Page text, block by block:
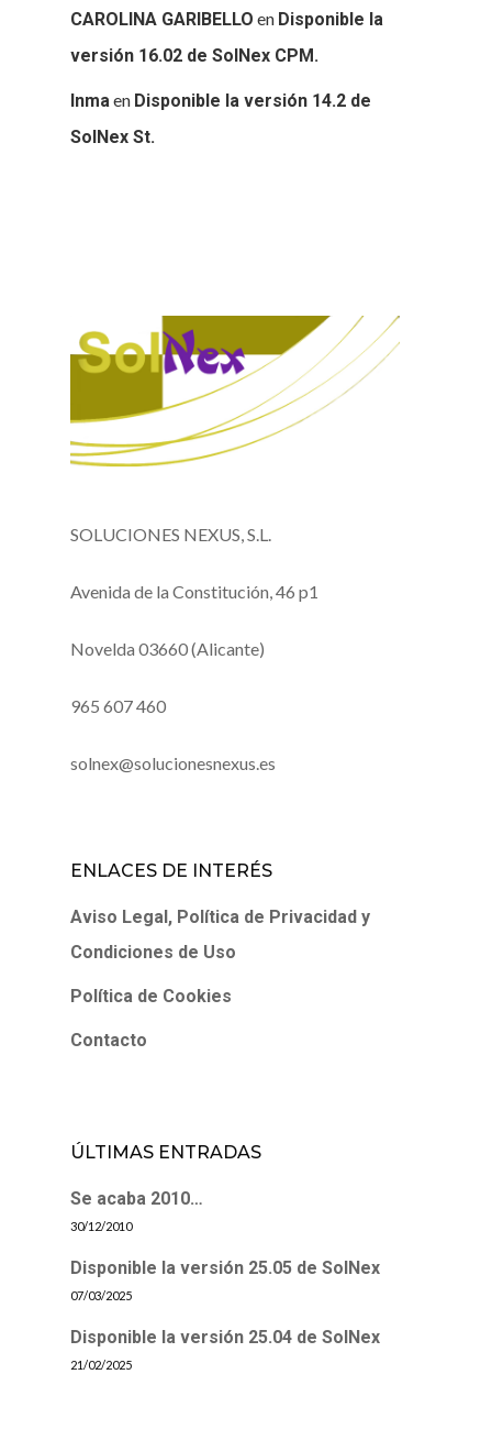
CAROLINA GARIBELLO en Disponible la
versión 16.02 de SolNex CPM.
Inmaen Disponible la versión 14.2 de
SolNex St.
SOLUCIONES NEXUS, S.L.
Avenida de la Constitución, 46 p1
Novelda 03660 (Alicante)
965 607 460
solnex@solucionesnexus.es
ENLACES DE INTERÉS
Aviso Legal, Política de Privacidad y
Condiciones de Uso
Política de Cookies
Contacto
ÚLTIMAS ENTRADAS
Se acaba 2010…
30/12/2010
Disponible la versión 25.05 de SolNex
07/03/2025
Disponible la versión 25.04 de SolNex
21/02/2025